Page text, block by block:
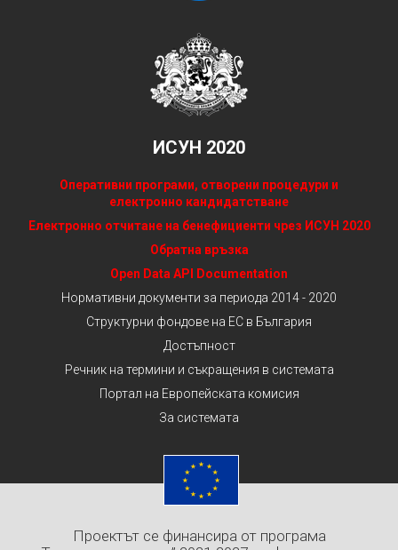
ИСУН 2020
Оперативни програми, отворени процедури и
електронно кандидатстване
Електронно отчитане на бенефициенти чрез ИСУН 2020
Обратна връзка
Open Data API Documentation
Нормативни документи за периода 2014 - 2020
Структурни фондове на ЕС в България
Достъпност
Речник на термини и съкращения в системата
Портал на Европейската комисия
За системата
Проектът се финансира от програма